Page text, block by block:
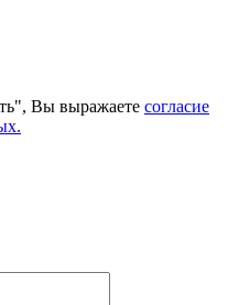
Вы выражаете согласие